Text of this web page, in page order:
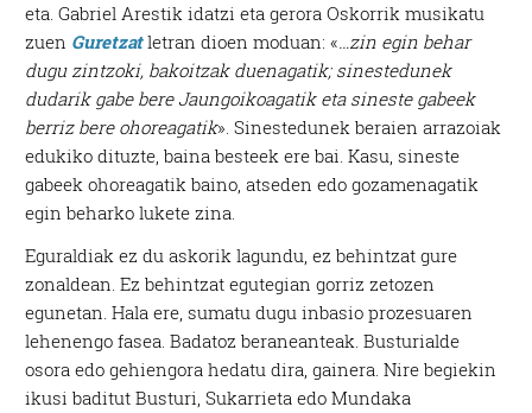
eta. Gabriel Arestik idatzi eta gerora Oskorrik musikatu
zuen Guretzatletran dioen moduan: «…zin egin behar
dugu zintzoki, bakoitzak duenagatik; sinestedunek
dudarik gabe bere Jaungoikoagatik eta sineste gabeek
berriz bere ohoreagatik». Sinestedunek beraien arrazoiak
edukiko dituzte, baina besteek ere bai. Kasu, sineste
gabeek ohoreagatik baino, atseden edo gozamenagatik
egin beharko lukete zina.
Eguraldiak ez du askorik lagundu, ez behintzat gure
zonaldean. Ez behintzat egutegian gorriz zetozen
egunetan. Hala ere, sumatu dugu inbasio prozesuaren
lehenengo fasea. Badatoz beraneanteak. Busturialde
osora edo gehiengora hedatu dira, gainera. Nire begiekin
ikusi baditut Busturi, Sukarrieta edo Mundaka